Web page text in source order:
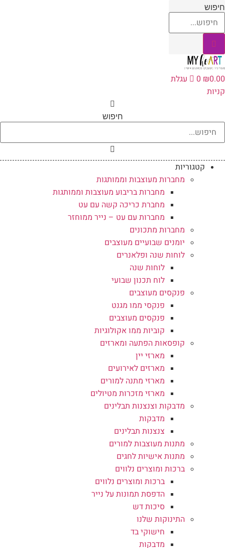
₪
0
עגלת
חיפוש
קטגוריות
מחברות מעוצבות וממותגות
מחברות בריבוע מעוצבות וממותגות
מחברת כריכה קשה עם עט
מחברות עם עט – נייר ממוחזר
מחברות מתכונים
יומנים שבועיים מעוצבים
לוחות שנה ופלאנרים
לוחות שנה
לוח תכנון שבועי
פנקסים מעוצבים
פנקסי ממו מגנט
פנקסים מעוצבים
קוביות ממו אקולוגיות
קופסאות הפתעה ומארזים
מארזי יין
מארזים לאירועים
מארזי מתנה למורים
מארזי מזכרות מטיולים
מדבקות וצנצנות תבלינים
מדבקות
צנצנות תבלינים
מתנות מעוצבות למורים
מתנות אישיות לחגים
ברכות ומוצרים נלווים
ברכות ומוצרים נלווים
הדפסת תמונות על נייר
סיכות דש
התינוקות שלנו
חישוקי בד
מדבקות